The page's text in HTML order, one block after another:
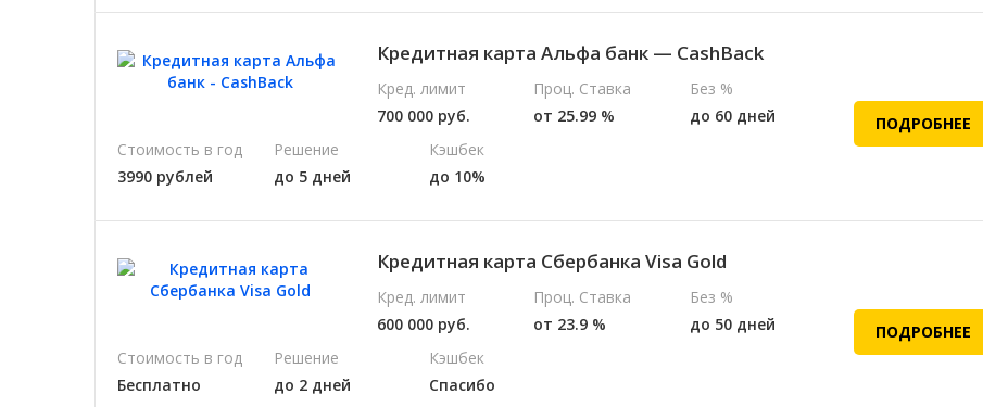
Кредитная карта Альфа банк — CashBack
Кред. лимит
700 000 руб.
Проц. Ставка
от 25.99 %
Без %
до 60 дней
Стоимость в год
3990 рублей
Решение
до 5 дней
Кэшбек
до 10%
ПОДРОБНЕЕ
Кредитная карта Сбербанка Visa Gold
Кред. лимит
600 000 руб.
Проц. Ставка
от 23.9 %
Без %
до 50 дней
Стоимость в год
Бесплатно
Решение
до 2 дней
Кэшбек
Спасибо
ПОДРОБНЕЕ